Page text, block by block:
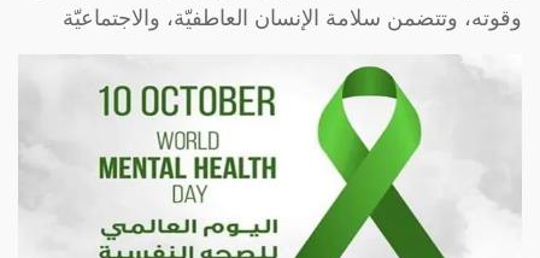
وقوته، وتتضمن سلامة الإنسان العاطفيّة، والاجتماعيّة